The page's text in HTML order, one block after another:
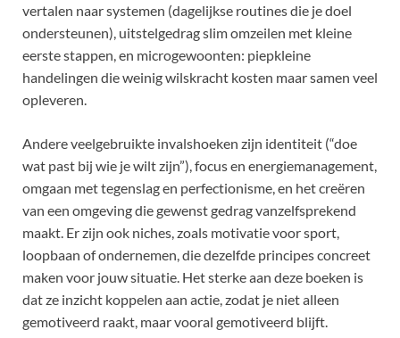
vertalen naar systemen (dagelijkse routines die je doel
ondersteunen), uitstelgedrag slim omzeilen met kleine
eerste stappen, en microgewoonten: piepkleine
handelingen die weinig wilskracht kosten maar samen veel
opleveren.
Andere veelgebruikte invalshoeken zijn identiteit (“doe
wat past bij wie je wilt zijn”), focus en energiemanagement,
omgaan met tegenslag en perfectionisme, en het creëren
van een omgeving die gewenst gedrag vanzelfsprekend
maakt. Er zijn ook niches, zoals motivatie voor sport,
loopbaan of ondernemen, die dezelfde principes concreet
maken voor jouw situatie. Het sterke aan deze boeken is
dat ze inzicht koppelen aan actie, zodat je niet alleen
gemotiveerd raakt, maar vooral gemotiveerd blijft.